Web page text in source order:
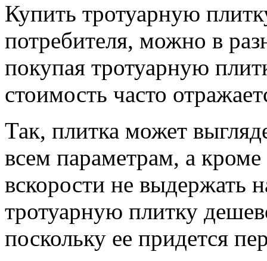
Купить тротуарную
потребителя, можно в
покупая тротуарную
стоимость часто
Так, плитка может
всем параметрам, а
вскорости не выдержать
тротуарную плитку
поскольку ее придется